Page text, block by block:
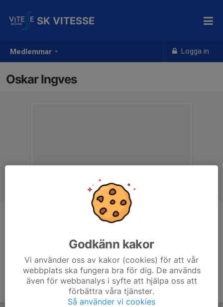
Medlemmar Logga in
SK VITESSE
Oskar Ingves
Godkänn kakor
Vi använder oss av kakor (cookies) för att vår
webbplats ska fungera bra för dig. De används
även för webbanalys i syfte att hjälpa oss att
förbättra våra tjänster.
Så använder vi cookies